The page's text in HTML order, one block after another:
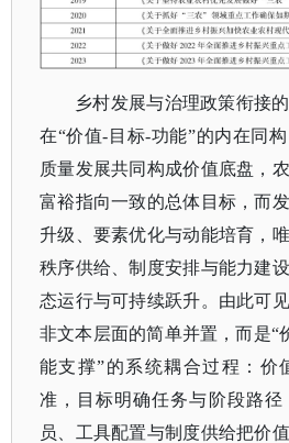
乡村发展与治理政策衔接
在“价值-目标-功能”的内在同
质量发展共同构成价值底盘，
富裕指向一致的总体目标，而
升级、要素优化与动能培育，
秩序供给、制度安排与能力建
态运行与可持续跃升。由此可
非文本层面的简单并置，而是“
能支撑”的系统耦合过程：价
准，目标明确任务与阶段路径
员、工具配置与制度供给把价